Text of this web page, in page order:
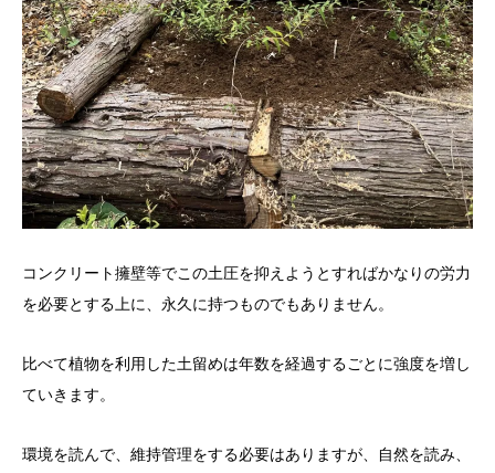
コンクリート擁壁等でこの土圧を抑えようとすればかなりの労力
を必要とする上に、永久に持つものでもありません。
比べて植物を利用した土留めは年数を経過するごとに強度を増し
ていきます。
環境を読んで、維持管理をする必要はありますが、自然を読み、